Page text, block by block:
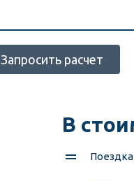
Запросить расчет
В